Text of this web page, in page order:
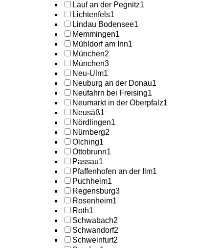
Lauf an der Pegnitz1
Lichtenfels1
Lindau Bodensee1
Memmingen1
Mühldorf am Inn1
München2
München3
Neu-Ulm1
Neuburg an der Donau1
Neufahrn bei Freising1
Neumarkt in der Oberpfalz1
Neusäß1
Nördlingen1
Nürnberg2
Olching1
Ottobrunn1
Passau1
Pfaffenhofen an der Ilm1
Puchheim1
Regensburg3
Rosenheim1
Roth1
Schwabach2
Schwandorf2
Schweinfurt2